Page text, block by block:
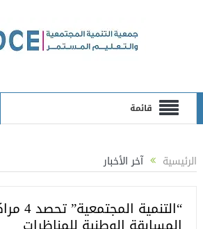
قائمة
الرئيسية آخر الأخبار